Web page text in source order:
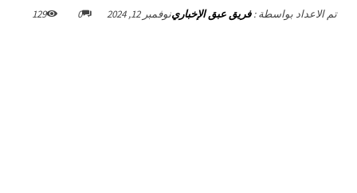
تم الاعداد بواسطة : فريق عبق الإخبارينوفمبر 12, 2024 0
129